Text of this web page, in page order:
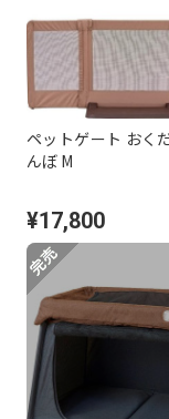
ペットゲート おく
んぼ M
¥17,800